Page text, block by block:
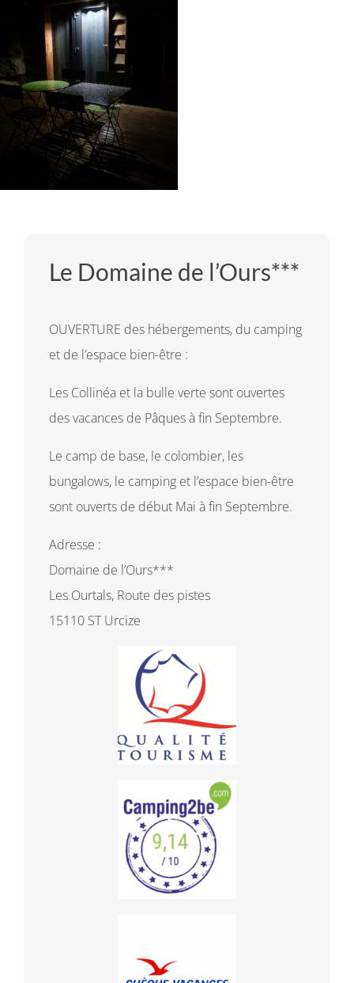
Le Domaine de l’Ours***
OUVERTURE des hébergements, du camping
et de l’espace bien-être :
Les Collinéa et la bulle verte sont ouvertes
des vacances de Pâques à fin Septembre.
Le camp de base, le colombier, les
bungalows, le camping et l’espace bien-être
sont ouverts de début Mai à fin Septembre.
Adresse :
Domaine de l’Ours***
Les Ourtals, Route des pistes
15110 ST Urcize